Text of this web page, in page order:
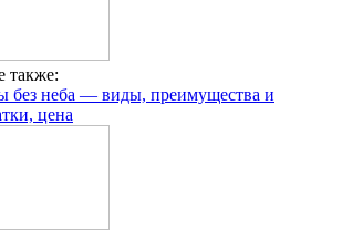
также:
без неба — виды, преимущества и
цена